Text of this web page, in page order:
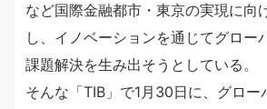
など国際金融都市・東京の実現に向
し、イノベーションを通じてグロー
課題解決を生み出そうとしている。
そんな「TIB」で1月30日に、グロー